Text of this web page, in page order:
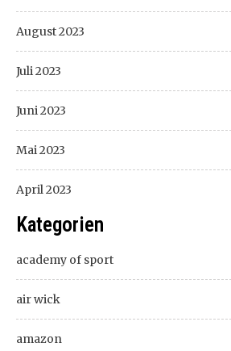
August 2023
Juli 2023
Juni 2023
Mai 2023
April 2023
Kategorien
academy of sport
air wick
amazon